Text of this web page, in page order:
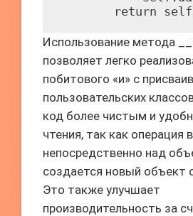
Использование метода
позволяет легко
побитового «и» с
пользовательских
код более чистым и
чтения, так как операция
непосредственно над
создается новый объект
Это также улучшает
производительность за